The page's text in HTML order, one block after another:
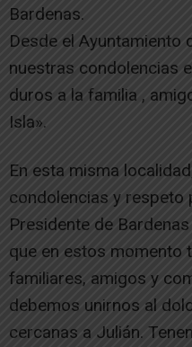
Bardenas.
Desde el Ayuntamiento
nuestras condolencias
duros a la familia ,
Isla».
En esta misma
condolencias y respeto
Presidente de
que en estos momento
familiares, amigos y
debemos unirnos al
cercanas a Julián.